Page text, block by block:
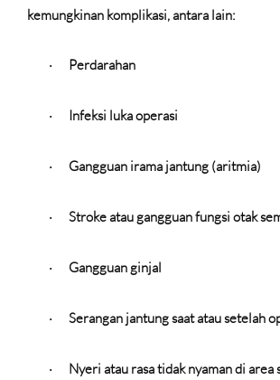
kemungkinan komplikasi, antara lain:
· Perdarahan
· Infeksi luka operasi
· Gangguan irama jantung (aritmia)
· Stroke atau gangguan fungsi otak
· Gangguan ginjal
· Serangan jantung saat atau setelah
· Nyeri atau rasa tidak nyaman di area